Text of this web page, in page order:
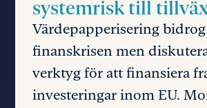
systemrisk till
Värdepapperisering
finanskrisen men
verktyg för att finansiera
investeringar inom EU.